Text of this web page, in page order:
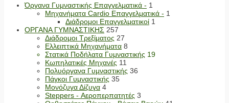
Όργανα Γυμναστικής Επαγγελματικά - 1
Μηχανήματα Cardio Επαγγελματικά - 1
Διάδρομοι Επαγγελματικοί 1
ΟΡΓΑΝΑ ΓΥΜΝΑΣΤΙΚΗΣ 257
Διάδρομοι Τρεξίματος 27
Ελλειπτικά Μηχανήματα 8
Στατικά Ποδήλατα Γυμναστικής 19
Κωπηλατικές Μηχανές 11
Πολυόργανα Γυμναστικής 36
Πάγκοι Γυμναστικής 35
Μονόζυγα Δίζυγα 4
Steppers - Αεροπερπατητές 3